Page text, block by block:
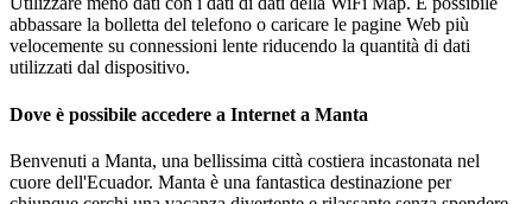
abbassare la bolletta del telefono o caricare le pagine Web più
velocemente su connessioni lente riducendo la quantità di dati
utilizzati dal dispositivo.
Dove è possibile accedere a Internet a Manta
Benvenuti a Manta, una bellissima città costiera incastonata nel
cuore dell'Ecuador. Manta è una fantastica destinazione per